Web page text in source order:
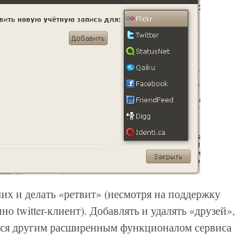
и делать «ретвит» (несмотря на поддержку
twitter-клиент). Добавлять и удалять «друзей»,
другим расширенным функционалом сервиса